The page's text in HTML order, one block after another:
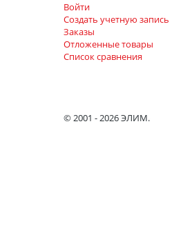
Войти
Создать учетную запись
Заказы
Отложенные товары
Список сравнения
© 2001 - 2026 ЭЛИМ.